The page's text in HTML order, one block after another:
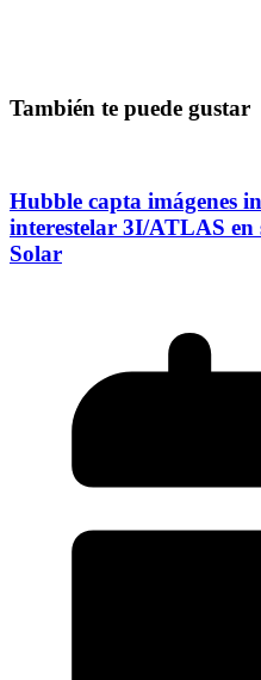
También te puede gustar
Hubble capta imágenes
interestelar 3I/ATLAS en
Solar